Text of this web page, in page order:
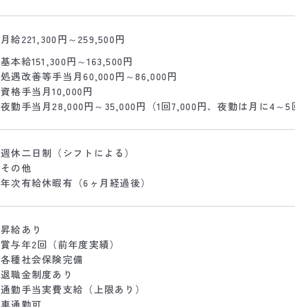
月給221,300円～259,500円
基本給151,300円～163,500円
処遇改善等手当月60,000円～86,000円
資格手当月10,000円
夜勤手当月28,000円～35,000円（1回7,000円、夜勤は月に4～5
週休二日制（シフトによる）
その他
年次有給休暇有（6ヶ月経過後）
昇給あり
賞与年2回（前年度実績）
各種社会保険完備
退職金制度あり
通勤手当実費支給（上限あり）
車通勤可